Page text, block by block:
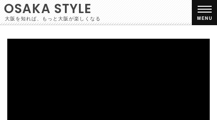
OSAKA STYLE
大阪を知れば、もっと大阪が楽しくなる MENU